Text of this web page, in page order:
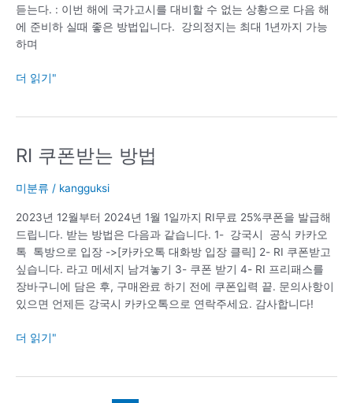
듣는다. : 이번 해에 국가고시를 대비할 수 없는 상황으로 다음 해
에 준비하 실때 좋은 방법입니다. 강의정지는 최대 1년까지 가능
하며
더 읽기"
RI 쿠폰받는 방법
미분류 / kangguksi
2023년 12월부터 2024년 1월 1일까지 RI무료 25%쿠폰을 발급해
드립니다. 받는 방법은 다음과 같습니다. 1- 강국시 공식 카카오
톡 톡방으로 입장 ->[카카오톡 대화방 입장 클릭] 2- RI 쿠폰받고
싶습니다. 라고 메세지 남겨놓기 3- 쿠폰 받기 4- RI 프리패스를
장바구니에 담은 후, 구매완료 하기 전에 쿠폰입력 끝. 문의사항이
있으면 언제든 강국시 카카오톡으로 연락주세요. 감사합니다!
RI
폰
는
방
법
더 읽기"